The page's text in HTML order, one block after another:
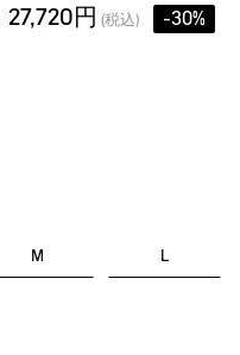
27,720円 (税込) -30%
M L